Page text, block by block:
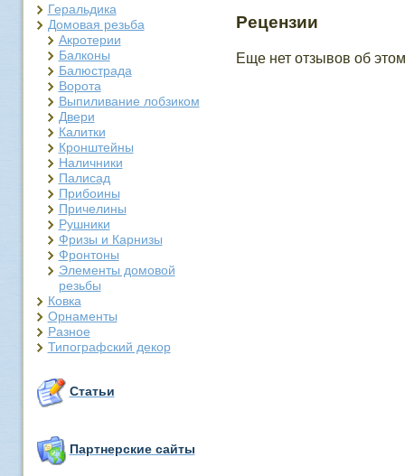
Геральдика
Домовая резьба
Акротерии
Балконы
Балюстрада
Ворота
Выпиливание лобзиком
Двери
Калитки
Кронштейны
Наличники
Палисад
Прибоины
Причелины
Рушники
Фризы и Карнизы
Фронтоны
Элементы домовой
резьбы
Ковка
Орнаменты
Разное
Типографский декор
Статьи
Партнерские сайты
Рецензии
Еще нет отзывов об